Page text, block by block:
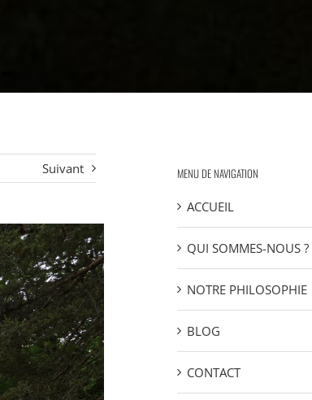
Suivant
MENU DE NAVIGATION
ACCUEIL
QUI SOMMES-NOUS ?
NOTRE PHILOSOPHIE
BLOG
CONTACT